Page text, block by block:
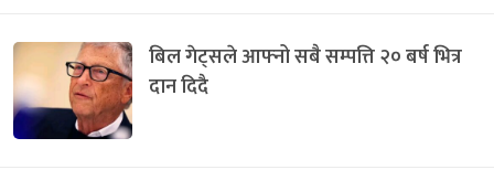
बिल गेट्सले आफ्नो सबै सम्पत्ति २० बर्ष भित्र
दान दिदै